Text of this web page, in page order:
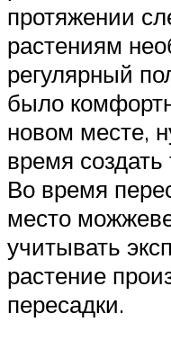
протяжении
растениям
регулярный
было
новом месте,
время создать
Во время
место
учитывать
растение
пересадки.